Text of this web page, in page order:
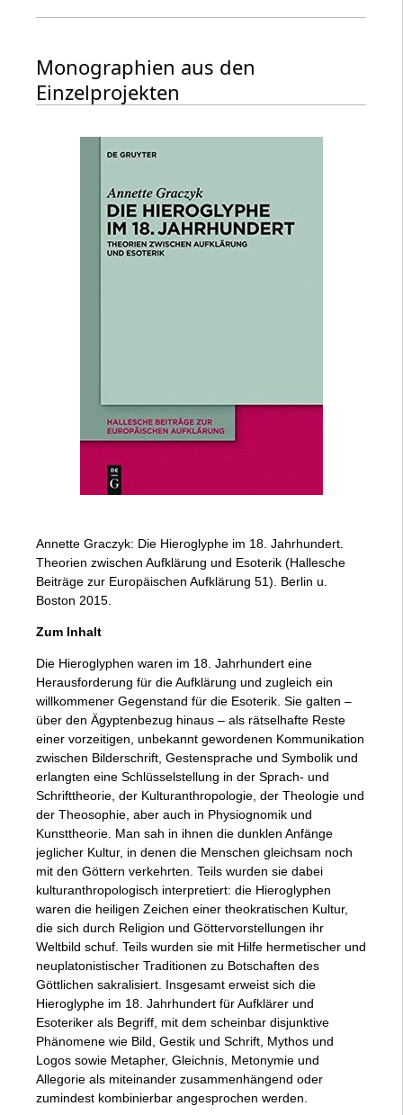
Monographien aus den
Einzelprojekten
Annette Graczyk: Die Hieroglyphe im 18. Jahrhundert.
Theorien zwischen Aufklärung und Esoterik (Hallesche
Beiträge zur Europäischen Aufklärung 51). Berlin u.
Boston 2015.
Zum Inhalt
Die Hieroglyphen waren im 18. Jahrhundert eine
Herausforderung für die Aufklärung und zugleich ein
willkommener Gegenstand für die Esoterik. Sie galten –
über den Ägyptenbezug hinaus – als rätselhafte Reste
einer vorzeitigen, unbekannt gewordenen Kommunikation
zwischen Bilderschrift, Gestensprache und Symbolik und
erlangten eine Schlüsselstellung in der Sprach- und
Schrifttheorie, der Kulturanthropologie, der Theologie und
der Theosophie, aber auch in Physiognomik und
Kunsttheorie. Man sah in ihnen die dunklen Anfänge
jeglicher Kultur, in denen die Menschen gleichsam noch
mit den Göttern verkehrten. Teils wurden sie dabei
kulturanthropologisch interpretiert: die Hieroglyphen
waren die heiligen Zeichen einer theokratischen Kultur,
die sich durch Religion und Göttervorstellungen ihr
Weltbild schuf. Teils wurden sie mit Hilfe hermetischer und
neuplatonistischer Traditionen zu Botschaften des
Göttlichen sakralisiert. Insgesamt erweist sich die
Hieroglyphe im 18. Jahrhundert für Aufklärer und
Esoteriker als Begriff, mit dem scheinbar disjunktive
Phänomene wie Bild, Gestik und Schrift, Mythos und
Logos sowie Metapher, Gleichnis, Metonymie und
Allegorie als miteinander zusammenhängend oder
zumindest kombinierbar angesprochen werden.